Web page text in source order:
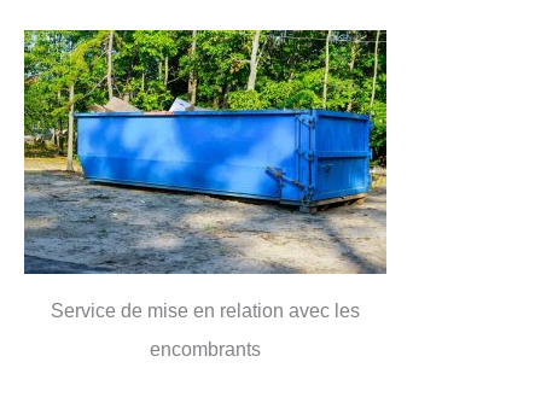
Service de mise en relation avec les
encombrants